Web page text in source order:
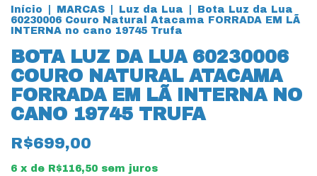
Início MARCAS Luz da Lua
Bota Luz da Lua
60230006 Couro Natural Atacama FORRADA EM LÃ
INTERNA no cano 19745 Trufa
BOTA LUZ DA LUA 60230006
COURO NATURAL ATACAMA
FORRADA EM LÃ INTERNA NO
CANO 19745 TRUFA
R$699,00
6 x de R$116,50 sem juros